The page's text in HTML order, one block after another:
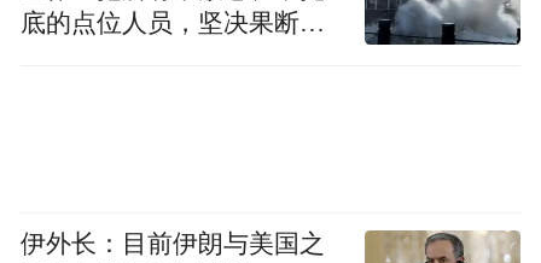
底的点位人员，坚决果断转
伊外长：目前伊朗与美国之